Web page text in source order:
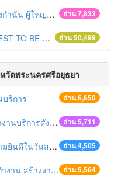
อ่าน 7,833
ผู้ใหญ่บ้าน ฯลฯ
อ่าน 50,499
ONE
วัดพระนครศรีอยุธยา
อ่าน 6,650
ริการ
อ่าน 5,711
นบริการสังคม
อ่าน 4,505
าปนา ศปภอ.ทบ.๑
อ่าน 5,564
งาน สร้างอาชีพ